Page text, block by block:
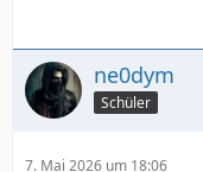
ne0dym
Schüler
7. Mai 2026 um 18:06